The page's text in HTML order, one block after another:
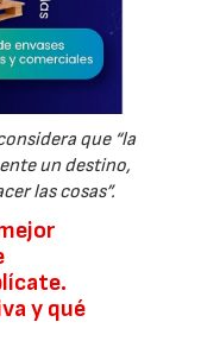
que “la
un destino,
las cosas”.
y qué